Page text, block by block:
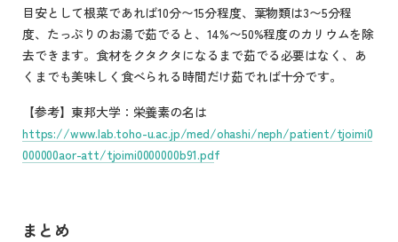
目安として根菜であれば10分〜15分程度、葉物類は3〜5分程
度、たっぷりのお湯で茹でると、14%〜50%程度のカリウムを除
去できます。食材をクタクタになるまで茹でる必要はなく、あ
くまでも美味しく食べられる時間だけ茹でれば十分です。
【参考】東邦大学：栄養素の名は
https://www.lab.toho-u.ac.jp/med/ohashi/neph/patient/tjoimi0
000000aor-att/tjoimi0000000b91.pdf
まとめ